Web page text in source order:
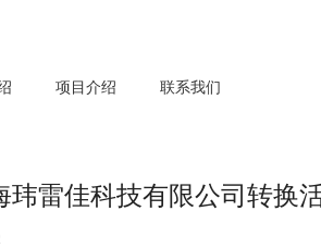
项目介绍 联系我们
玮雷佳科技有限公司转换